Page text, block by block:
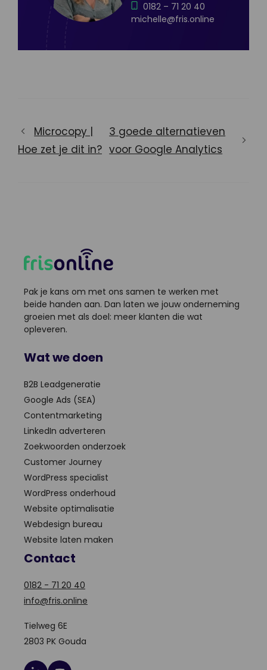
0182 – 71 20 40
michelle@fris.online
Microcopy |
Hoe zet je dit in?
3 goede alternatieven
voor Google Analytics
Pak je kans om met ons samen te werken met
beide handen aan. Dan laten we jouw onderneming
groeien met als doel: meer klanten die wat
opleveren.
Wat we doen
B2B Leadgeneratie
Google Ads (SEA)
Contentmarketing
LinkedIn adverteren
Zoekwoorden onderzoek
Customer Journey
WordPress specialist
WordPress onderhoud
Website optimalisatie
Webdesign bureau
Website laten maken
Contact
0182 - 71 20 40
info@fris.online
Tielweg 6E
2803 PK Gouda